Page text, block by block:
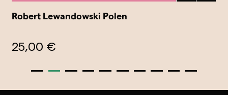
Robert Lewandowski Polen
25,00 €